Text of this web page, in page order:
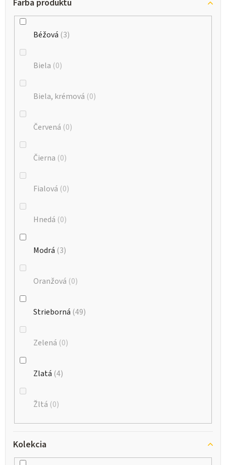
Farba produktu
Béžová 3
Biela 0
Biela, krémová 0
Červená 0
Čierna 0
Fialová 0
Hnedá 0
Modrá 3
Oranžová 0
Strieborná 49
Zelená 0
Zlatá 4
Žltá 0
Kolekcia